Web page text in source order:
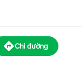
Chỉ đường